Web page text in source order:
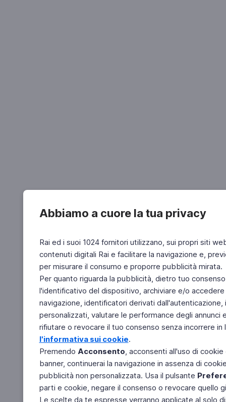
Abbiamo a cuore la tua privacy
Rai ed i suoi 1024 fornitori utilizzano, sui propri siti
contenuti digitali Rai e facilitare la navigazione e,
per misurare il consumo e proporre pubblicità mirata.
Per quanto riguarda la pubblicità, dietro tuo
l'identificativo del dispositivo, archiviare e/o
navigazione, identificatori derivati
personalizzati, valutare le performance degli
rifiutare o revocare il tuo consenso senza incorrere
l'informativa sui cookie.
Premendo Acconsento, acconsenti all'uso di
banner, continuerai la navigazione in assenza di
pubblicità non personalizzata. Usa il pulsante
parti e cookie, negare il consenso o revocare quello
Le scelte da te espresse verranno applicate al solo